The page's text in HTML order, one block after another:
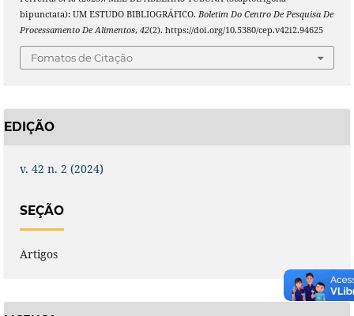
bipunctata): UM ESTUDO BIBLIOGRÁFICO. Boletim Do Centro De Pesquisa De
Processamento De Alimentos, 42(2). https://doi.org/10.5380/cep.v42i2.94625
Fomatos de Citação
EDIÇÃO
v. 42 n. 2 (2024)
SEÇÃO
Artigos